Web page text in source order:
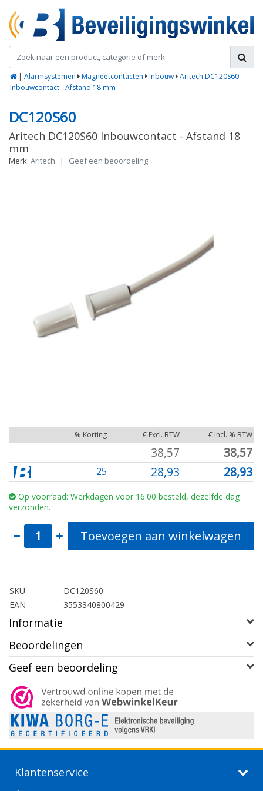
| Alarmsystemen Magneetcontacten Inbouw Aritech DC120S60
Inbouwcontact - Afstand 18 mm
DC120S60
Aritech DC120S60 Inbouwcontact - Afstand 18
mm
Merk: Aritech | Geef een beoordeling
% Korting € Excl. BTW € Incl. % BTW
38,57 38,57
25 28,93 28,93
Op voorraad: Werkdagen voor 16:00 besteld, dezelfde dag
verzonden.
Toevoegen aan winkelwagen
SKU
DC120S60
EAN
3553340800429
Informatie
Beoordelingen
Geef een beoordeling
Klantenservice